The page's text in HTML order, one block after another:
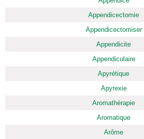
Appendicectomie
Appendicectomiser
Appendicite
Appendiculaire
Apyrétique
Apyrexie
Aromathérapie
Aromatique
Arôme